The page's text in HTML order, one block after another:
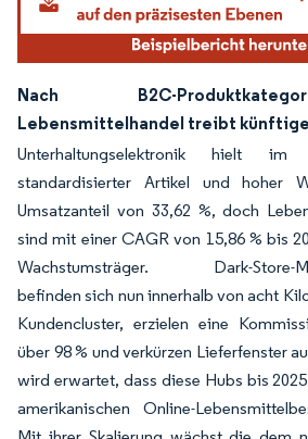
Nach B2C-
Lebensmittelhandel treibt
Unterhaltungselektronik hielt
standardisierter Artikel und hoher
Umsatzanteil von 33,62 %, doch
sind mit einer CAGR von 15,86 % bis
Wachstumsträger. Dark-Store-
befinden sich nun innerhalb von acht
Kundencluster, erzielen eine
über 98 % und verkürzen Lieferfenster
wird erwartet, dass diese Hubs bis
amerikanischen Online-